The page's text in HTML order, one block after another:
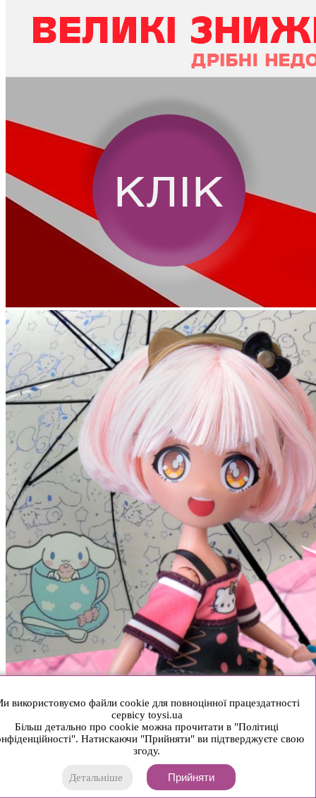
використовуємо файли cookie для повноцінної працездатності
сервісу toysi.ua
Більш детально про cookie можна прочитати в "Політиці
Натискаючи "Прийняти" ви підтверджуєте свою
згоду.
Детальніше Прийняти